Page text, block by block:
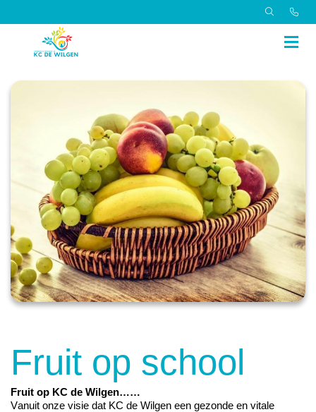
Fruit op school
Fruit op KC de Wilgen……
Vanuit onze visie dat KC de Wilgen een gezonde en vitale